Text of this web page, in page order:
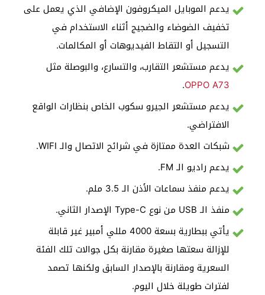
يدعم الموبايل الميكروفون الإضافي الذي يعمل على
تخفيف الضوضاء والضجيج أثناء الاستخدام في
التسجيل أو التقاط الفيديوهات أو المكالمات.
يدعم مستشعر التقارب، والتسارع، والبوصلة مثل
OPPO A73
.
يدعم مستشعر الجيرو سكوب الخاص بنظارات الواقع
الافتراضي.
شبكات العدة ممتازة في شرائح الاتصال والـ WIFI.
يدعم راديو الـ FM.
يدعم منفذ سماعات الأذن الـ 3.5 ملم.
منفذ الـ USB من نوع Type-C الإصدار الثاني.
يأتي ببطارية بسعة 4000 مللي أمبير غير قابلة
للإزالة سعتها صغيرة مقارنة بكل جوالات تلك الفئة
السعرية ومقارنة بالإصدار السابق ولكنها تصمد
لفترات طويلة خلال اليوم.